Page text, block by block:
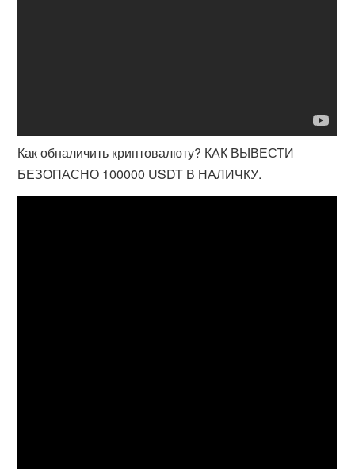
Как обналичить криптовалюту? КАК ВЫВЕСТИ
БЕЗОПАСНО 100000 USDT В НАЛИЧКУ.